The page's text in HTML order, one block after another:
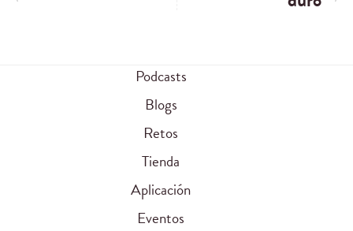
Podcasts
Blogs
Retos
Tienda
Aplicación
Eventos